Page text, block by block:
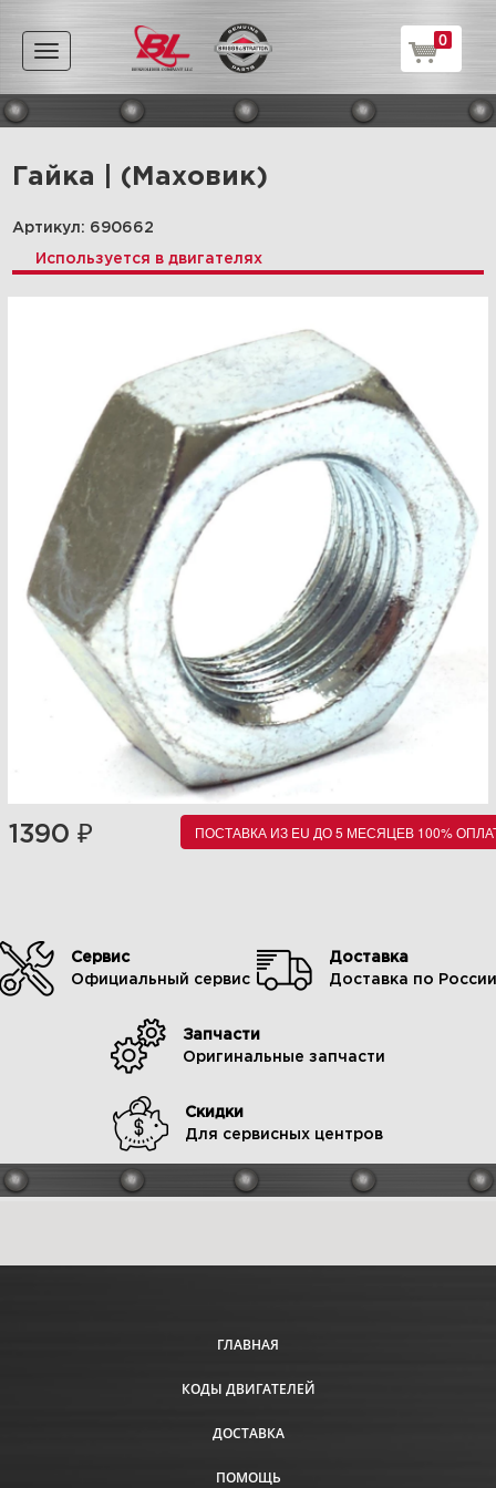
Toggle
navigation
0
Гайка | (Маховик)
Артикул: 690662
Используется в двигателях
1390 ₽ ПОСТАВКА ИЗ EU ДО 5 МЕСЯЦЕВ 100%
Сервис
Официальный сервис
Доставка
Доставка по России
Запчасти
Оригинальные запчасти
Скидки
Для сервисных центров
ГЛАВНАЯ
КОДЫ ДВИГАТЕЛЕЙ
ДОСТАВКА
ПОМОЩЬ